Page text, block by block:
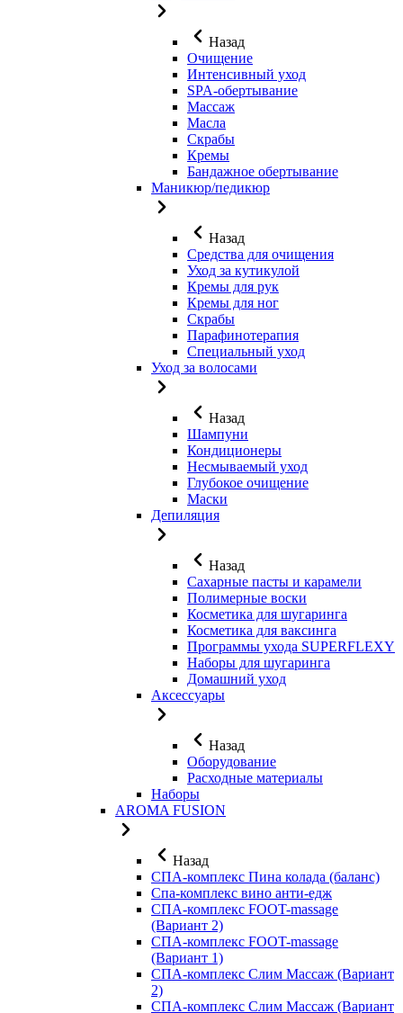
Назад
Очищение
Интенсивный уход
SPA-обертывание
Массаж
Масла
Скрабы
Кремы
Бандажное обертывание
Маникюр/педикюр
Назад
Средства для очищения
Уход за кутикулой
Кремы для рук
Кремы для ног
Скрабы
Парафинотерапия
Специальный уход
Уход за волосами
Назад
Шампуни
Кондиционеры
Несмываемый уход
Глубокое очищение
Маски
Депиляция
Назад
Сахарные пасты и карамели
Полимерные воски
Косметика для шугаринга
Косметика для ваксинга
Программы ухода SUPERFLEXY
Наборы для шугаринга
Домашний уход
Аксессуары
Назад
Оборудование
Расходные материалы
Наборы
AROMA FUSION
Назад
СПА-комплекс Пина колада (баланс)
Cпа-комплекс вино анти-едж
СПА-комплекс FOOT-massage
(Вариант 2)
СПА-комплекс FOOT-massage
(Вариант 1)
СПА-комплекс Слим Массаж (Вариант
2)
СПА-комплекс Слим Массаж (Вариант